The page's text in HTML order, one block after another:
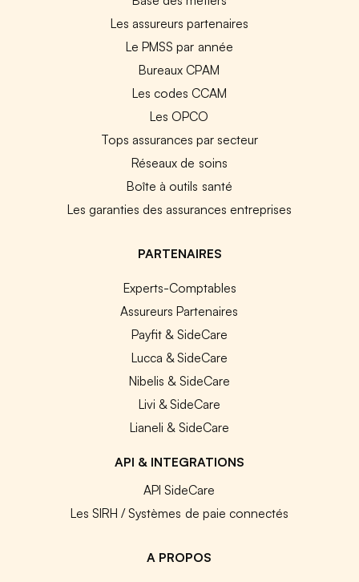
Les assureurs partenaires
Le PMSS par année
Bureaux CPAM
Les codes CCAM
Les OPCO
Tops assurances par secteur
Réseaux de soins
Boîte à outils santé
Les garanties des assurances entreprises
PARTENAIRES
Experts-Comptables
Assureurs Partenaires
Payfit & SideCare
Lucca & SideCare
Nibelis & SideCare
Livi & SideCare
Lianeli & SideCare
API & INTEGRATIONS
API SideCare
Les SIRH / Systèmes de paie connectés
A PROPOS